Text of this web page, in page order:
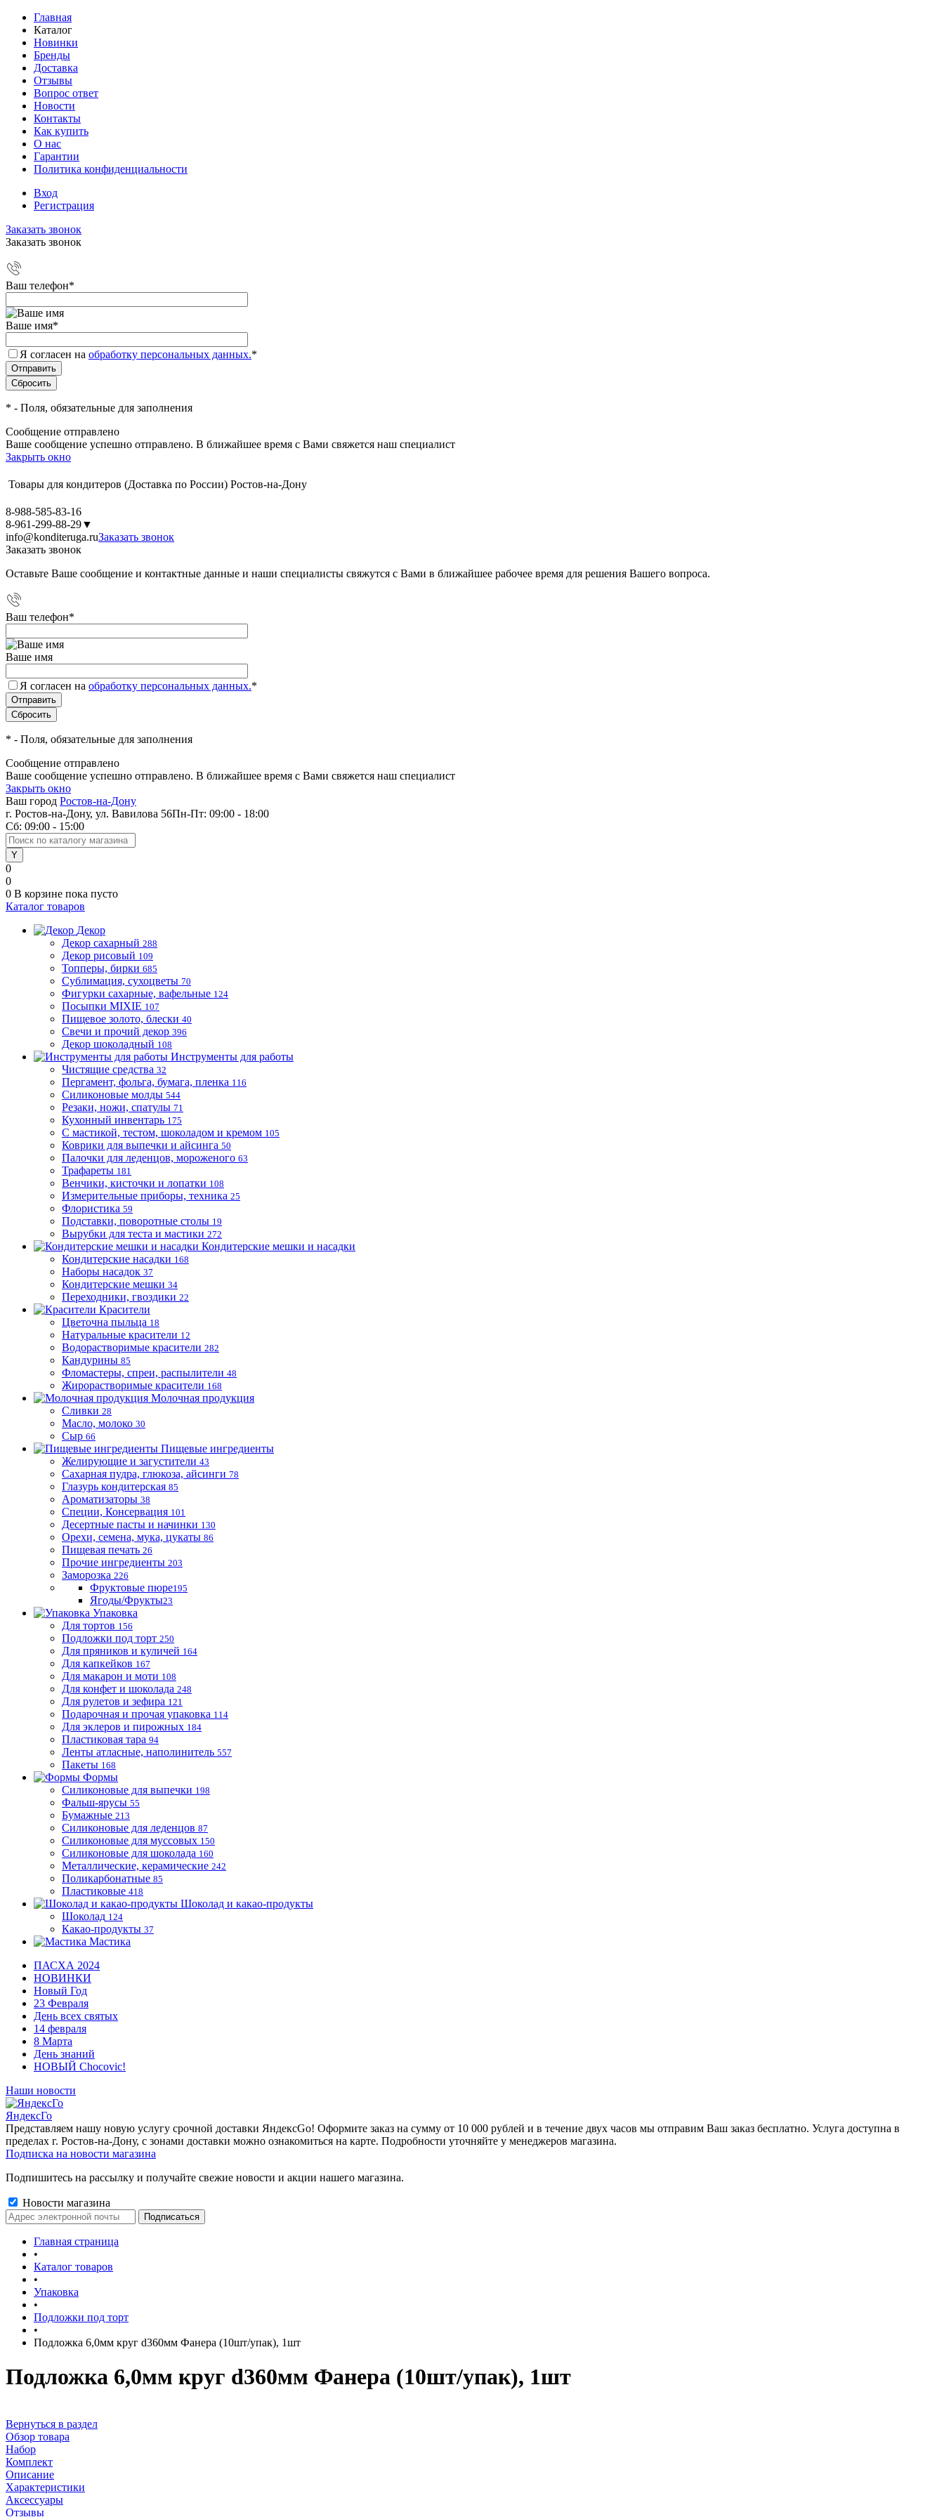
Главная
Каталог
Новинки
Бренды
Доставка
Отзывы
Вопрос ответ
Новости
Контакты
Как купить
О нас
Гарантии
Политика конфиденциальности
Вход
Регистрация
Заказать звонок
Заказать звонок
Ваш телефон*
Ваше имя*
Я согласен на обработку персональных данных.*
* - Поля, обязательные для заполнения
Сообщение отправлено
Ваше сообщение успешно отправлено. В ближайшее время с Вами свяжется наш специалист
Закрыть окно
Товары для кондитеров (Доставка по России) Ростов-на-Дону
8-988-585-83-16
8-961-299-88-29▼
info@konditeruga.ruЗаказать звонок
Заказать звонок
Оставьте Ваше сообщение и контактные данные и наши специалисты свяжутся с Вами в ближайшее рабочее время для решения Вашего вопроса.
Ваш телефон*
Ваше имя
Я согласен на обработку персональных данных.*
* - Поля, обязательные для заполнения
Сообщение отправлено
Ваше сообщение успешно отправлено. В ближайшее время с Вами свяжется наш специалист
Закрыть окно
Ваш город Ростов-на-Дону
г. Ростов-на-Дону, ул. Вавилова 56Пн-Пт: 09:00 - 18:00
Сб: 09:00 - 15:00
0
0
0 В корзине пока пусто
Каталог товаров
Декор
Декор сахарный 288
Декор рисовый 109
Топперы, бирки 685
Сублимация, сухоцветы 70
Фигурки сахарные, вафельные 124
Посыпки MIXIE 107
Пищевое золото, блески 40
Свечи и прочий декор 396
Декор шоколадный 108
Инструменты для работы
Чистящие средства 32
Пергамент, фольга, бумага, пленка 116
Силиконовые молды 544
Резаки, ножи, спатулы 71
Кухонный инвентарь 175
С мастикой, тестом, шоколадом и кремом 105
Коврики для выпечки и айсинга 50
Палочки для леденцов, мороженого 63
Трафареты 181
Венчики, кисточки и лопатки 108
Измерительные приборы, техника 25
Флористика 59
Подставки, поворотные столы 19
Вырубки для теста и мастики 272
Кондитерские мешки и насадки
Кондитерские насадки 168
Наборы насадок 37
Кондитерские мешки 34
Переходники, гвоздики 22
Красители
Цветочна пыльца 18
Натуральные красители 12
Водорастворимые красители 282
Кандурины 85
Фломастеры, спреи, распылители 48
Жирорастворимые красители 168
Молочная продукция
Сливки 28
Масло, молоко 30
Сыр 66
Пищевые ингредиенты
Желирующие и загустители 43
Сахарная пудра, глюкоза, айсинги 78
Глазурь кондитерская 85
Ароматизаторы 38
Специи, Консервация 101
Десертные пасты и начинки 130
Орехи, семена, мука, цукаты 86
Пищевая печать 26
Прочие ингредиенты 203
Заморозка 226
Фруктовые пюре195
Ягоды/Фрукты23
Упаковка
Для тортов 156
Подложки под торт 250
Для пряников и куличей 164
Для капкейков 167
Для макарон и моти 108
Для конфет и шоколада 248
Для рулетов и зефира 121
Подарочная и прочая упаковка 114
Для эклеров и пирожных 184
Пластиковая тара 94
Ленты атласные, наполинитель 557
Пакеты 168
Формы
Силиконовые для выпечки 198
Фальш-ярусы 55
Бумажные 213
Силиконовые для леденцов 87
Силиконовые для муссовых 150
Силиконовые для шоколада 160
Металлические, керамические 242
Поликарбонатные 85
Пластиковые 418
Шоколад и какао-продукты
Шоколад 124
Какао-продукты 37
Мастика
ПАСХА 2024
НОВИНКИ
Новый Год
23 Февраля
День всех святых
14 февраля
8 Марта
День знаний
НОВЫЙ Chocovic!
Наши новости
ЯндексГо
Представляем нашу новую услугу срочной доставки ЯндексGo! Оформите заказ на сумму от 10 000 рублей и в течение двух часов мы отправим Ваш заказ бесплатно. Услуга доступна в
пределах г. Ростов-на-Дону, с зонами доставки можно ознакомиться на карте. Подробности уточняйте у менеджеров магазина.
Подписка на новости магазина
Подпишитесь на рассылку и получайте свежие новости и акции нашего магазина.
Новости магазина
Главная страница
•
Каталог товаров
•
Упаковка
•
Подложки под торт
•
Подложка 6,0мм круг d360мм Фанера (10шт/упак), 1шт
Подложка 6,0мм круг d360мм Фанера (10шт/упак), 1шт
Вернуться в раздел
Обзор товара
Набор
Комплект
Описание
Характеристики
Аксессуары
Отзывы